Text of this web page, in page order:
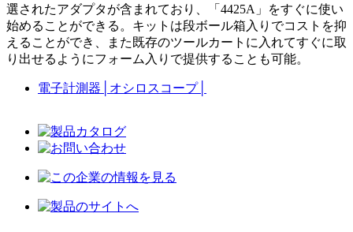
選されたアダプタが含まれており、「4425A」をすぐに使い
始めることができる。キットは段ボール箱入りでコストを抑
えることができ、また既存のツールカートに入れてすぐに取
り出せるようにフォーム入りで提供することも可能。
電子計測器 オシロスコープ│